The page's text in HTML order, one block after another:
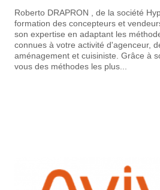
Roberto DRAPRON , de la société
formation des concepteurs et
son expertise en adaptant les
connues à votre activité d'agenceur,
aménagement et cuisiniste. Grâce à
vous des méthodes les plus...